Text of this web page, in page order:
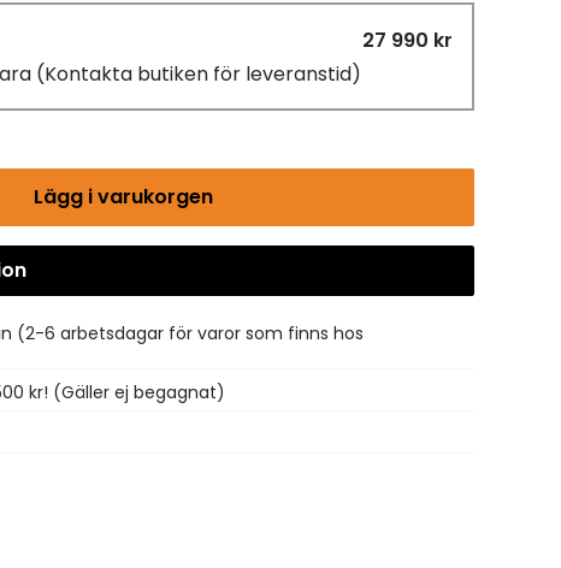
27 990 kr
(Kontakta butiken för leveranstid)
Lägg i varukorgen
(2-6 arbetsdagar för varor som finns hos
kr! (Gäller ej begagnat)